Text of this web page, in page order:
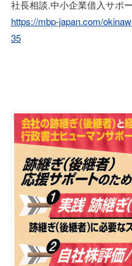
社長相談.中小企業借入サポ
https://mbp-japan.com/
35